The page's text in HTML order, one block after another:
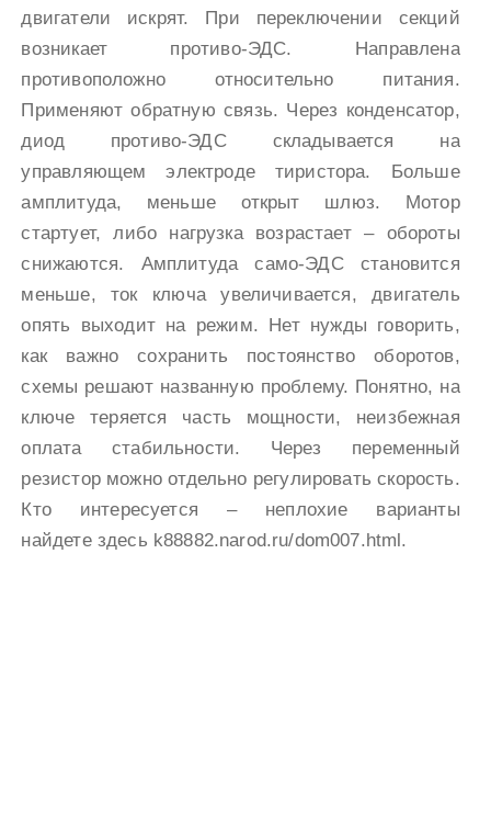
двигатели искрят. При переключении секций
возникает противо-ЭДС. Направлена
противоположно относительно питания.
Применяют обратную связь. Через конденсатор,
диод противо-ЭДС складывается на
управляющем электроде тиристора. Больше
амплитуда, меньше открыт шлюз. Мотор
стартует, либо нагрузка возрастает – обороты
снижаются. Амплитуда само-ЭДС становится
меньше, ток ключа увеличивается, двигатель
опять выходит на режим. Нет нужды говорить,
как важно сохранить постоянство оборотов,
схемы решают названную проблему. Понятно, на
ключе теряется часть мощности, неизбежная
оплата стабильности. Через переменный
резистор можно отдельно регулировать скорость.
Кто интересуется – неплохие варианты
найдете здесь k88882.narod.ru/dom007.html.